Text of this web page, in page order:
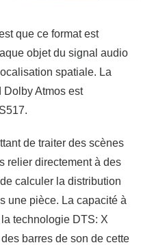
que ce format est
objet du signal audio
spatiale. La
Dolby Atmos est
de traiter des scènes
relier directement à des
calculer la distribution
une pièce. La capacité à
technologie DTS: X
barres de son de cette